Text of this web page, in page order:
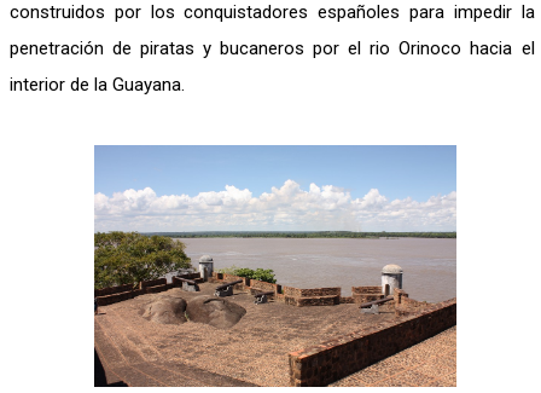
construidos por los conquistadores españoles para impedir la
penetración de piratas y bucaneros por el rio Orinoco hacia el
interior de la Guayana.